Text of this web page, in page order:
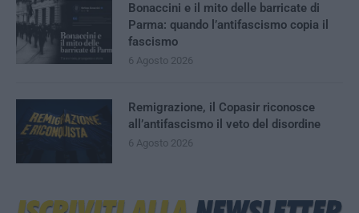
Bonaccini e il mito delle barricate di
Parma: quando l’antifascismo copia il
fascismo
6 Agosto 2026
Remigrazione, il Copasir riconosce
all’antifascismo il veto del disordine
6 Agosto 2026